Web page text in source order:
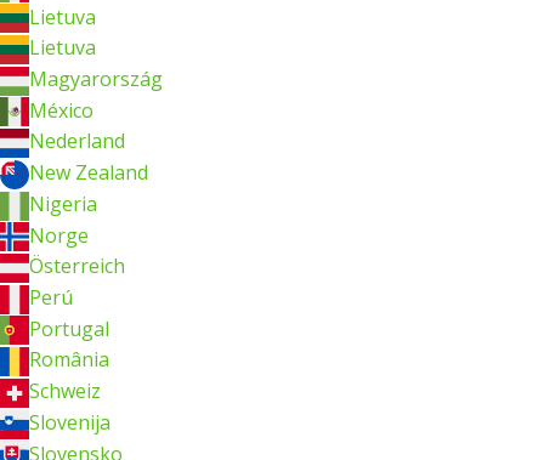
Lietuva
Lietuva
Magyarország
México
Nederland
New Zealand
Nigeria
Norge
Österreich
Perú
Portugal
România
Schweiz
Slovenija
Slovensko